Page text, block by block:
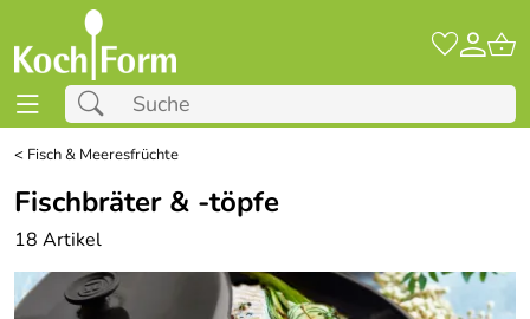
< Fisch & Meeresfrüchte
Fischbräter & -töpfe
18 Artikel